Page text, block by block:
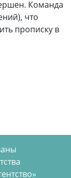
Команда
что
прописку в